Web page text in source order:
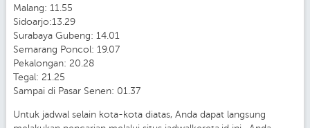
Malang: 11.55
Sidoarjo:13.29
Surabaya Gubeng: 14.01
Semarang Poncol: 19.07
Pekalongan: 20.28
Tegal: 21.25
Sampai di Pasar Senen: 01.37
Untuk jadwal selain kota-kota diatas, Anda dapat langsung